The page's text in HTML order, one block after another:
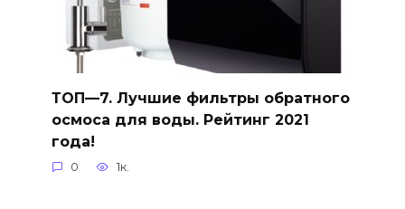
ТОП—7. Лучшие фильтры обратного
осмоса для воды. Рейтинг 2021
года!
0 1к.